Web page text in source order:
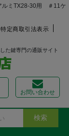
ルミTX28-30用 ＃11ケ
特定商取引法表示
た鍵専門の通販サイト
お問い合わせ